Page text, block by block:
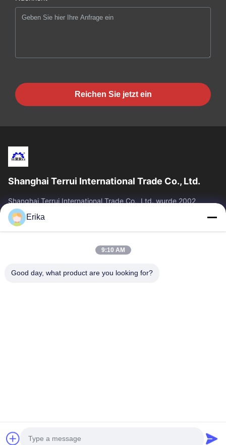
Reichen Sie jetzt ein
Shanghai Terrui International Trade Co., Ltd.
Shanghai Terrui International Trade Co., Ltd. wurde 2002
gegründet und ist auf die Entwicklung, Herstellung und den
Verkauf von Viehausrüstung...
Schnelllinks
Produkte
Über Uns
Qualitätskontrolle
Erika
9:10 AM
Good day, what product are you looking for?